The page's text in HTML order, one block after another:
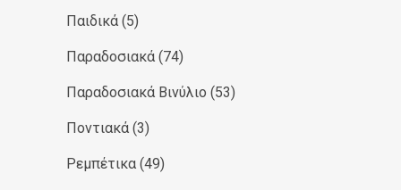
Παιδικά (5)
Παραδοσιακά (74)
Παραδοσιακά Βινύλιο (53)
Ποντιακά (3)
Ρεμπέτικα (49)